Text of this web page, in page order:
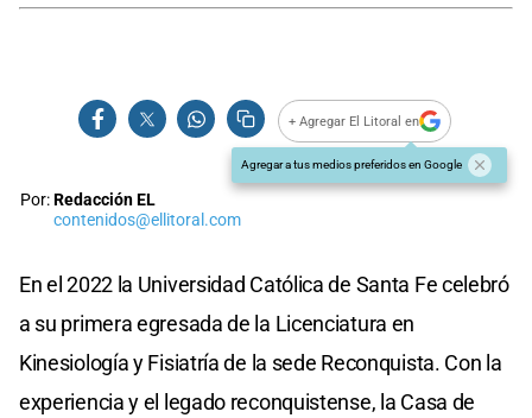
+ Agregar El Litoral en
Agregar a tus medios preferidos en Google
Por:Redacción EL
contenidos@ellitoral.com
En el 2022 la Universidad Católica de Santa Fe celebró
a su primera egresada de la Licenciatura en
Kinesiología y Fisiatría de la sede Reconquista. Con la
experiencia y el legado reconquistense, la Casa de